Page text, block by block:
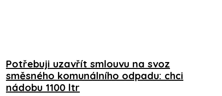
Potřebuji uzavřít smlouvu na svoz
směsného komunálního odpadu: chci
nádobu 1100 ltr